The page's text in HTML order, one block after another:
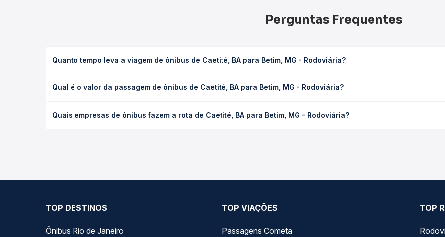
Perguntas Frequentes
Quanto tempo leva a viagem de ônibus de Caetité, BA para Betim, MG - Rodoviária?
ou leito) e as condições de tráfego. Na Quero Passagem você consulta os horários disponíveis e vê a duração exata
Qual é o valor da passagem de ônibus de Caetité, BA para Betim, MG - Rodoviária?
e a antecedência da compra. Na Quero Passagem você compara os preços de todas as viações em tempo real e
Quais empresas de ônibus fazem a rota de Caetité, BA para Betim, MG - Rodoviária?
TOP DESTINOS
Ônibus Rio de Janeiro
TOP VIAÇÕES
Passagens Cometa
TOP